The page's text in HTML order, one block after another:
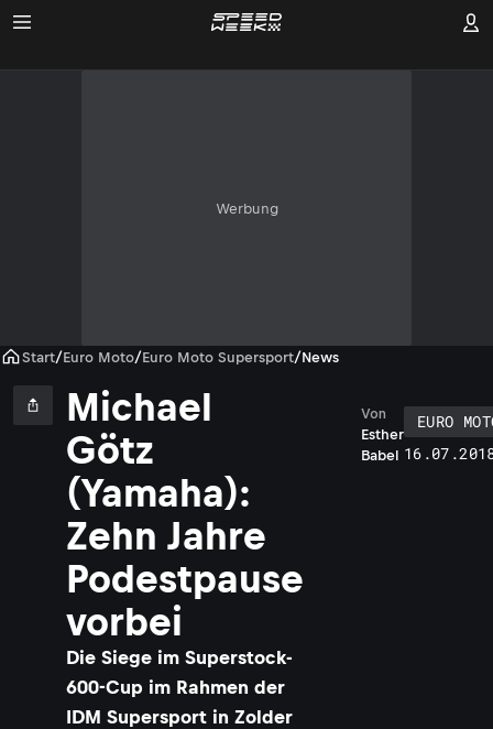
Werbung
Start/Euro Moto/Euro Moto Supersport/News
Michael
Götz
(Yamaha):
Zehn Jahre
Podestpause
vorbei
Die Siege im Superstock-
600-Cup im Rahmen der
IDM Supersport in Zolder
Esther
Babel
Von
EURO